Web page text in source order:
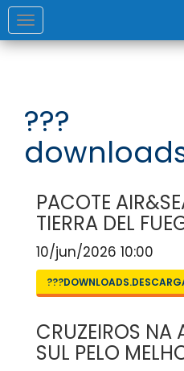
Toggle
navigation
???
PACOTE
TIERRA DEL
10/jun/2026 10:00
CRUZEIROS NA
SUL PELO